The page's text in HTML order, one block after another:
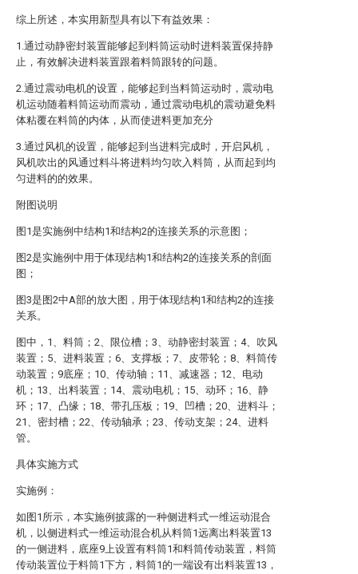
综上所述，本实用新型具有以下有益效果：
1.通过动静密封装置能够起到料筒运动时进料装置保持静
止，有效解决进料装置跟着料筒跟转的问题。
2.通过震动电机的设置，能够起到当料筒运动时，震动电
机运动随着料筒运动而震动，通过震动电机的震动避免料
体粘覆在料筒的内体，从而使进料更加充分
3.通过风机的设置，能够起到当进料完成时，开启风机，
风机吹出的风通过料斗将进料均匀吹入料筒，从而起到均
匀进料的的效果。
附图说明
图1是实施例中结构1和结构2的连接关系的示意图；
图2是实施例中用于体现结构1和结构2的连接关系的剖面
图；
图3是图2中A部的放大图，用于体现结构1和结构2的连接
关系。
图中，1、料筒；2、限位槽；3、动静密封装置；4、吹风
装置；5、进料装置；6、支撑板；7、皮带轮；8、料筒传
动装置；9底座；10、传动轴；11、减速器；12、电动
机；13、出料装置；14、震动电机；15、动环；16、静
环；17、凸缘；18、带孔压板；19、凹槽；20、进料斗；
21、密封槽；22、传动轴承；23、传动支架；24、进料
管。
具体实施方式
实施例：
如图1所示，本实施例披露的一种侧进料式一维运动混合
机，以侧进料式一维运动混合机从料筒1远离出料装置13
的一侧进料，底座9上设置有料筒1和料筒传动装置，料筒
传动装置位于料筒1下方，料筒1的一端设有出料装置13，